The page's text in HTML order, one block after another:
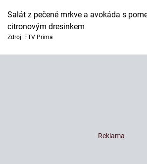
Salát z pečené mrkve a avokáda s
citronovým dresinkem
Zdroj: FTV Prima